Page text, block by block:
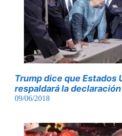
Trump dice que Estados
respaldará la
09/06/2018